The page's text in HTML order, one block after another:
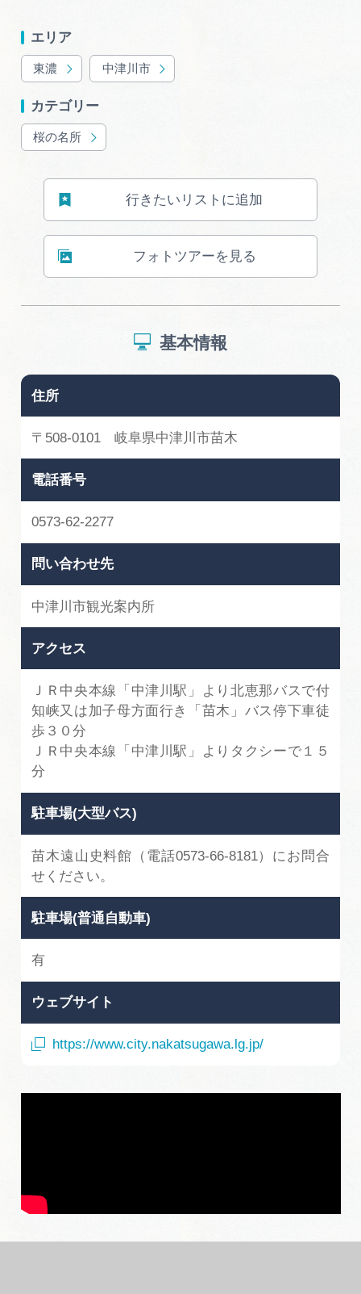
エリア
東濃 中津川市
カテゴリー
桜の名所
行きたいリストに追加
フォトツアーを見る
基本情報
住所
〒508-0101 岐阜県中津川市苗木
電話番号
0573-62-2277
問い合わせ先
中津川市観光案内所
アクセス
ＪＲ中央本線「中津川駅」より北恵那バスで付
知峡又は加子母方面行き「苗木」バス停下車徒
歩３０分
ＪＲ中央本線「中津川駅」よりタクシーで１５
分
駐車場(大型バス)
苗木遠山史料館（電話0573-66-8181）にお問合
せください。
駐車場(普通自動車)
有
ウェブサイト
https://www.city.nakatsugawa.lg.jp/